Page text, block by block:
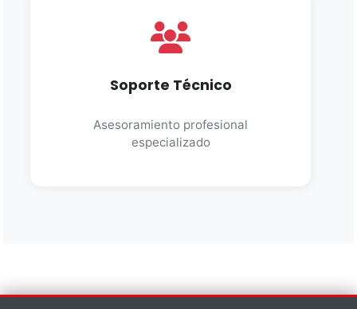
Soporte Técnico
Asesoramiento profesional
especializado